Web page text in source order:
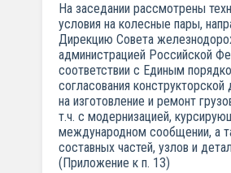
На заседании рассмотрены
условия на колесные пары,
Дирекцию Совета
администрацией Российской
соответствии с Единым
согласования конструкторской
на изготовление и ремонт
т.ч. с модернизацией,
международном сообщении, а
составных частей, узлов и
(Приложение к п. 13)